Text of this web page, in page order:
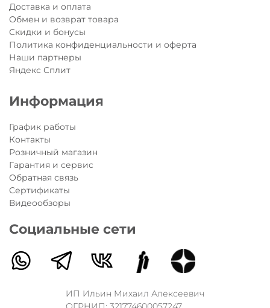
Доставка и оплата
Обмен и возврат товара
Скидки и бонусы
Политика конфиденциальности и оферта
Наши партнеры
Яндекс Сплит
Информация
График работы
Контакты
Розничный магазин
Гарантия и сервис
Обратная связь
Сертификаты
Видеообзоры
Социальные сети
ИП Ильин Михаил Алексеевич